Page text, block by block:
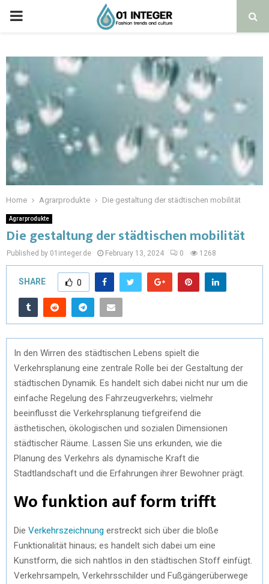
Home Agrarprodukte Die gestaltung der städtischen mobilität
Agrarprodukte
Die gestaltung der städtischen mobilität
Published by 01integer.de February 13, 2024 0 1268
SHARE 0
In den Wirren des städtischen Lebens spielt die
Verkehrsplanung eine zentrale Rolle bei der Gestaltung der
städtischen Dynamik. Es handelt sich dabei nicht nur um die
einfache Regelung des Fahrzeugverkehrs; vielmehr
beeinflusst die Verkehrsplanung tiefgreifend die
ästhetischen, ökologischen und sozialen Dimensionen
städtischer Räume. Lassen Sie uns erkunden, wie die
Planung des Verkehrs als dynamische Kraft die
Stadtlandschaft und die Erfahrungen ihrer Bewohner prägt.
Wo funktion auf form trifft
Die Verkehrszeichnung erstreckt sich über die bloße
Funktionalität hinaus; es handelt sich dabei um eine
Kunstform, die sich nahtlos in den städtischen Stoff einfügt.
Verkehrsampeln, Verkehrsschilder und Fußgängerüberwege